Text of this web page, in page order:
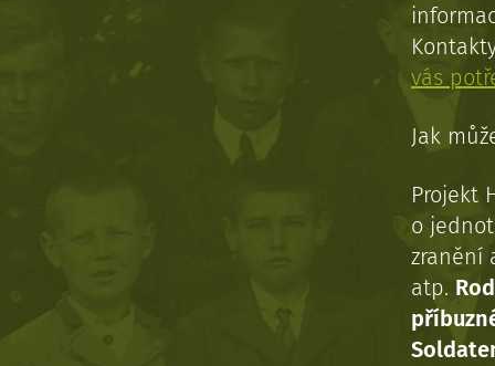
vás
Jak
Projekt
o
zranění
atp.